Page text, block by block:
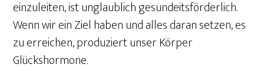
einzuleiten, ist unglaublich gesundeitsförderlich.
Wenn wir ein Ziel haben und alles daran setzen, es
zu erreichen, produziert unser Körper
Glückshormone.